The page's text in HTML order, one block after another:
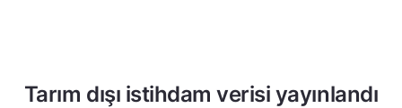
Tarım dışı istihdam verisi yayınlandı